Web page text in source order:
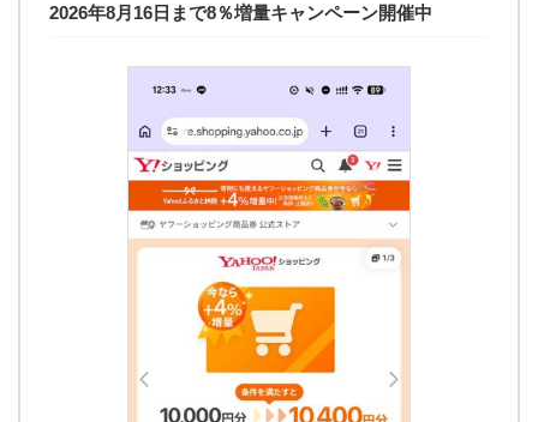
2026年8月16日まで8％増量キャンペーン開催中